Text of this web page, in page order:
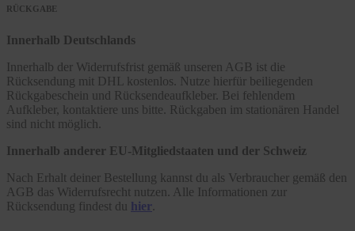
RÜCKGABE
Innerhalb Deutschlands
Innerhalb der Widerrufsfrist gemäß unseren AGB ist die
Rücksendung mit DHL kostenlos. Nutze hierfür beiliegenden
Rückgabeschein und Rücksendeaufkleber. Bei fehlendem
Aufkleber, kontaktiere uns bitte. Rückgaben im stationären Handel
sind nicht möglich.
Innerhalb anderer EU-Mitgliedstaaten und der Schweiz
Nach Erhalt deiner Bestellung kannst du als Verbraucher gemäß den
AGB das Widerrufsrecht nutzen. Alle Informationen zur
Rücksendung findest du hier